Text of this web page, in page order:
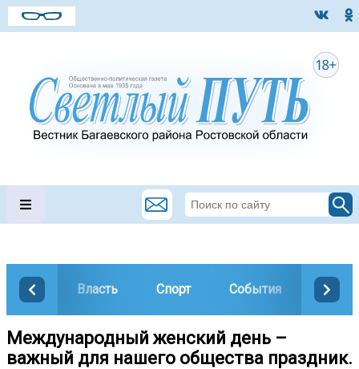
Власть Спорт События
Международный женский день –
важный для нашего общества праздник.